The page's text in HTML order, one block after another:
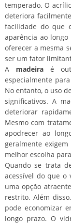
temperado. O
deteriora
facilidade do que
aparência ao
oferecer a mesma
ser um fator
A madeiraé
especialmente
No entanto, o uso
significativos. A
deteriorar
Mesmo com
apodrecer ao
geralmente
melhor escolha
Quando se trata
acessível do que o
uma opção
restrito. Além
pode economizar
longo prazo. O